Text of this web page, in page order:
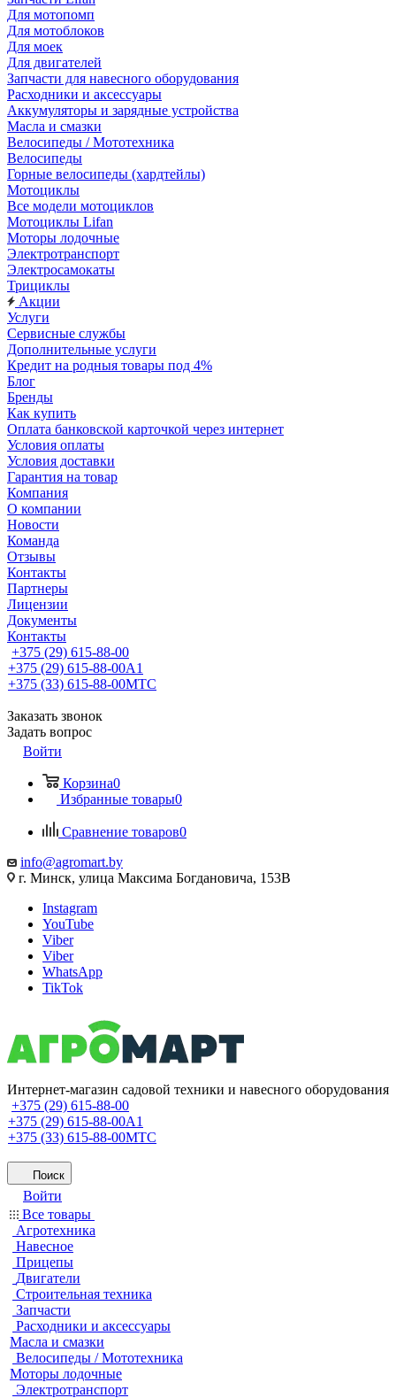
Для мотопомп
Для мотоблоков
Для моек
Для двигателей
Запчасти для навесного оборудования
Расходники и аксессуары
Аккумуляторы и зарядные устройства
Масла и смазки
Велосипеды / Мототехника
Велосипеды
Горные велосипеды (хардтейлы)
Мотоциклы
Все модели мотоциклов
Мотоциклы Lifan
Моторы лодочные
Электротранспорт
Электросамокаты
Трициклы
Акции
Услуги
Сервисные службы
Дополнительные услуги
Кредит на родныя товары под 4%
Блог
Бренды
Как купить
Оплата банковской карточкой через интернет
Условия оплаты
Условия доставки
Гарантия на товар
Компания
О компании
Новости
Команда
Отзывы
Контакты
Партнеры
Лицензии
Документы
Контакты
+375 (29) 615-88-00
+375 (29) 615-88-00A1
+375 (33) 615-88-00МТС
Заказать звонок
Задать вопрос
Войти
Корзина0
Избранные товары0
Сравнение товаров0
info@agromart.by
г. Минск, улица Максима Богдановича, 153В
Instagram
YouTube
Viber
Viber
WhatsApp
TikTok
Интернет-магазин садовой техники и навесного оборудования
+375 (29) 615-88-00
+375 (29) 615-88-00A1
+375 (33) 615-88-00МТС
Поиск
Войти
Все товары
Агротехника
Навесное
Прицепы
Двигатели
Строительная техника
Запчасти
Расходники и аксессуары
Масла и смазки
Велосипеды / Мототехника
Моторы лодочные
Электротранспорт